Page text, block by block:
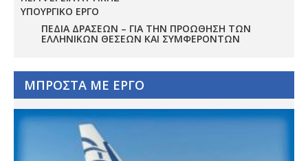
ΥΠΟΥΡΓΙΚΟ ΕΡΓΟ
ΠΕΔΊΑ ΔΡΆΣΕΩΝ – ΓΙΑ ΤΗΝ ΠΡΟΏΘΗΣΗ ΤΩΝ
ΕΛΛΗΝΙΚΏΝ ΘΈΣΕΩΝ ΚΑΙ ΣΥΜΦΕΡΌΝΤΩΝ
ΜΠΡΟΣΤΑ ΜΕ ΕΡΓΟ